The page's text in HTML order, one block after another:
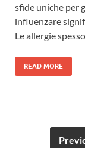
sfide uniche per
influenzare
Le allergie
READ MORE